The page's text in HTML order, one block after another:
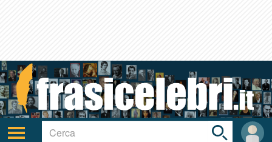
Attiva/disattiva
navigazione
User
area
Toggle
search
bar